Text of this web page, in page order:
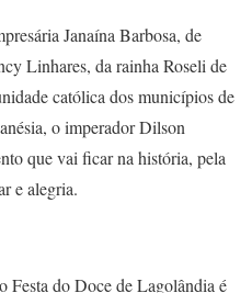
Janaína Barbosa, de
Linhares, da rainha Roseli de
católica dos municípios de
o imperador Dilson
que vai ficar na história, pela
e alegria.
Festa do Doce de Lagolândia é